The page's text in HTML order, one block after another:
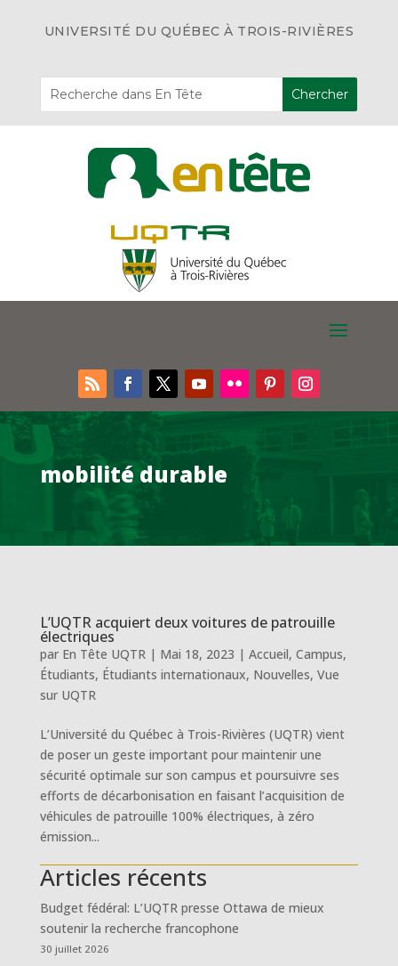
UNIVERSITÉ DU QUÉBEC À TROIS-RIVIÈRES
mobilité durable
L’UQTR acquiert deux voitures de patrouille
électriques
par En Tête UQTR| Mai 18, 2023 | Accueil, Campus,
Étudiants, Étudiants internationaux, Nouvelles, Vue
sur UQTR
L’Université du Québec à Trois-Rivières (UQTR) vient
de poser un geste important pour maintenir une
sécurité optimale sur son campus et poursuivre ses
efforts de décarbonisation en faisant l’acquisition de
véhicules de patrouille 100% électriques, à zéro
émission...
Articles récents
Budget fédéral: L’UQTR presse Ottawa de mieux
soutenir la recherche francophone
30 juillet 2026